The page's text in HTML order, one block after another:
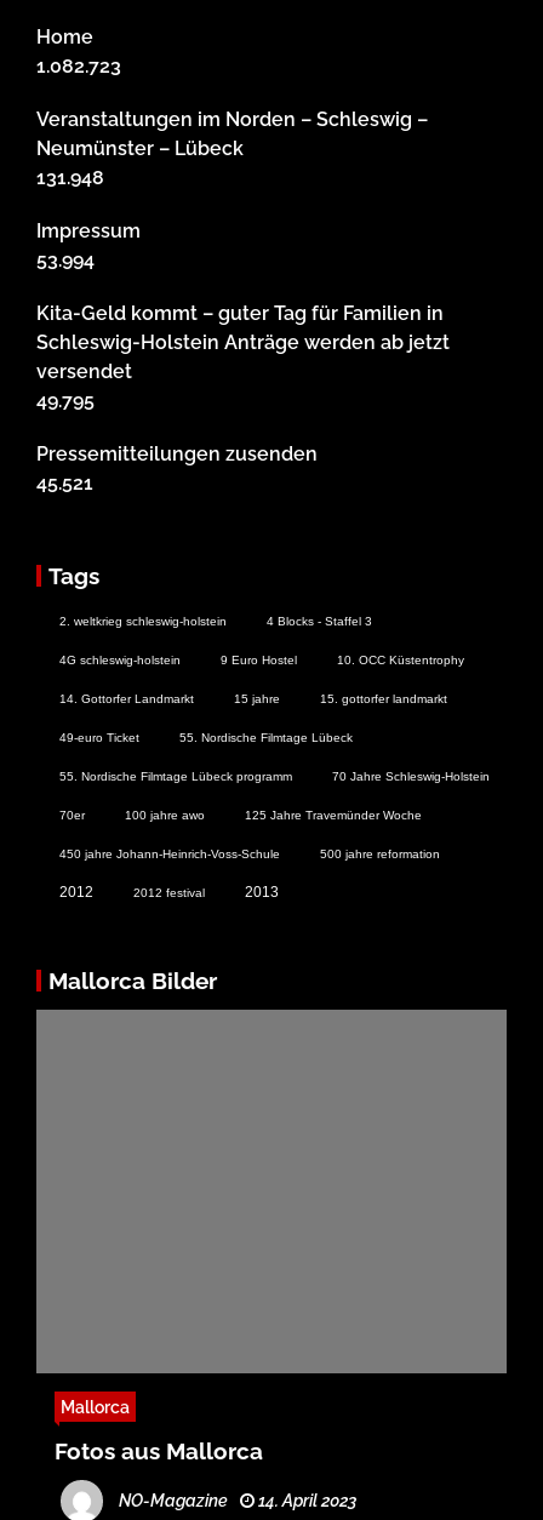
Home
1.082.723
Veranstaltungen im Norden – Schleswig –
Neumünster – Lübeck
131.948
Impressum
53.994
Kita-Geld kommt – guter Tag für Familien in
Schleswig-Holstein Anträge werden ab jetzt
versendet
49.795
Pressemitteilungen zusenden
45.521
Tags
2. weltkrieg schleswig-holstein 4 Blocks - Staffel 3
4G schleswig-holstein 9 Euro Hostel 10. OCC Küstentrophy
14. Gottorfer Landmarkt 15 jahre 15. gottorfer landmarkt
49-euro Ticket 55. Nordische Filmtage Lübeck
55. Nordische Filmtage Lübeck programm 70 Jahre Schleswig-Holstein
70er 100 jahre awo 125 Jahre Travemünder Woche
450 jahre Johann-Heinrich-Voss-Schule 500 jahre reformation
2012 2012 festival 2013
Mallorca Bilder
Mallorca
Fotos aus Mallorca
NO-Magazine 14. April 2023